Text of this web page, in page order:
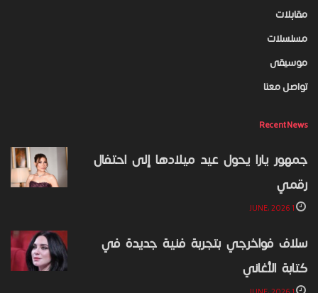
مقابلات
مسلسلات
موسيقى
تواصل معنا
Recent News
جمهور يارا يحول عيد ميلادها إلى احتفال
رقمي
سلاف فواخرجي بتجربة فنية جديدة في
كتابة الأغاني